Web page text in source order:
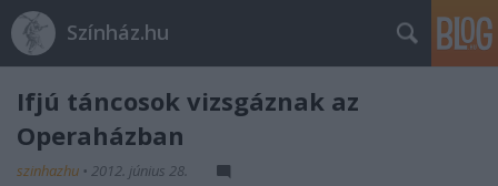
Színház.hu
Ifjú táncosok vizsgáznak az
Operaházban
szinhazhu • 2012. június 28.